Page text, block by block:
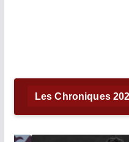
Les Chroniques